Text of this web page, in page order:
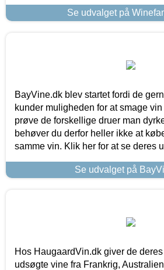
Se udvalget på
BayVine.dk blev startet fordi de
kunder muligheden for at smage
prøve de forskellige druer man
behøver du derfor heller ikke at
samme vin. Klik her for at se deres
Se udvalget på
Hos HaugaardVin.dk giver de
udsøgte vine fra Frankrig,